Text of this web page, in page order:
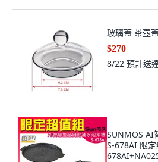
玻璃蓋 茶壺
$270
8/22 預計送
SUNMOS AI
S-678AI 限